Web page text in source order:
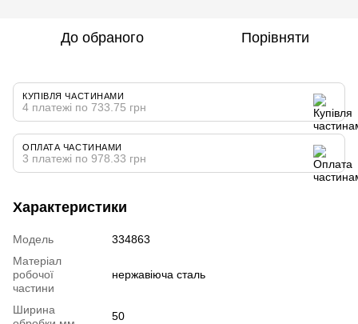
До обраного Порівняти
КУПІВЛЯ ЧАСТИНАМИ
4 платежі по 733.75 грн
ОПЛАТА ЧАСТИНАМИ
3 платежі по 978.33 грн
Характеристики
Модель
334863
Матеріал
робочої
частини
нержавіюча сталь
Ширина
50